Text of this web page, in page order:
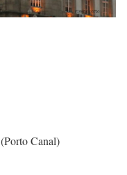
(Porto Canal)